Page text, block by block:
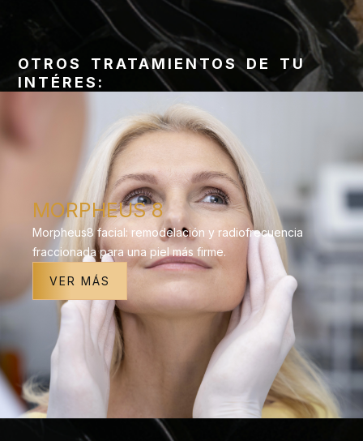
OTROS TRATAMIENTOS DE TU
INTÉRES:
MORPHEUS 8
Morpheus8 facial: remodelación y radiofrecuencia
fraccionada para una piel más firme.
VER MÁS